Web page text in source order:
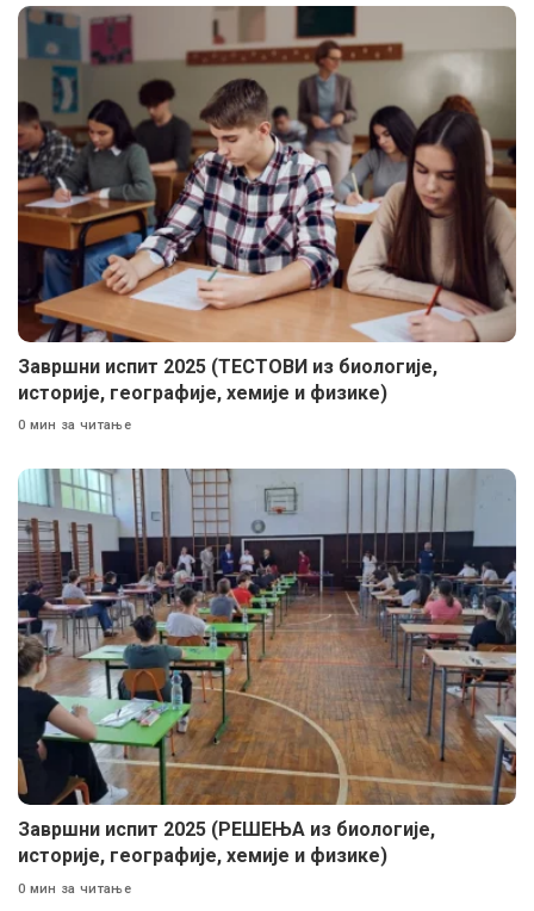
Завршни испит 2025 (ТЕСТОВИ из биологије,
историје, географије, хемије и физике)
0 мин за читање
Завршни испит 2025 (РЕШЕЊА из биологије,
историје, географије, хемије и физике)
0 мин за читање